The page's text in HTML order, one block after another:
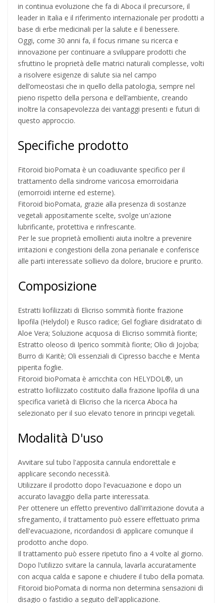
in continua evoluzione che fa di Aboca il precursore, il
leader in Italia e il riferimento internazionale per prodotti a
base di erbe medicinali per la salute e il benessere.
Oggi, come 30 anni fa, il focus rimane su ricerca e
innovazione per continuare a sviluppare prodotti che
sfruttino le proprietà delle matrici naturali complesse, volti
a risolvere esigenze di salute sia nel campo
dell’omeostasi che in quello della patologia, sempre nel
pieno rispetto della persona e dell’ambiente, creando
inoltre la consapevolezza dei vantaggi presenti e futuri di
questo approccio.
Specifiche prodotto
Fitoroid bioPomata è un coadiuvante specifico per il
trattamento della sindrome varicosa emorroidaria
(emorroidi interne ed esterne).
Fitoroid bioPomata, grazie alla presenza di sostanze
vegetali appositamente scelte, svolge un'azione
lubrificante, protettiva e rinfrescante.
Per le sue proprietà emollienti aiuta inoltre a prevenire
irritazioni e congestioni della zona perianale e conferisce
alle parti interessate sollievo da dolore, bruciore e prurito.
Composizione
Estratti liofilizzati di Elicriso sommità fiorite frazione
lipofila (Helydol) e Rusco radice; Gel fogliare disidratato di
Aloe Vera; Soluzione acquosa di Elicriso sommità fiorite;
Estratto oleoso di Iperico sommità fiorite; Olio di Jojoba;
Burro di Karitè; Oli essenziali di Cipresso bacche e Menta
piperita foglie.
Fitoroid bioPomata è arricchita con HELYDOL®, un
estratto liofilizzato costituito dalla frazione lipofila di una
specifica varietà di Elicriso che la ricerca Aboca ha
selezionato per il suo elevato tenore in principi vegetali.
Modalità D'uso
Avvitare sul tubo l'apposita cannula endorettale e
applicare secondo necessità.
Utilizzare il prodotto dopo l'evacuazione e dopo un
accurato lavaggio della parte interessata.
Per ottenere un effetto preventivo dall'irritazione dovuta a
sfregamento, il trattamento può essere effettuato prima
dell'evacuazione, ricordandosi di applicare comunque il
prodotto anche dopo.
Il trattamento può essere ripetuto fino a 4 volte al giorno.
Dopo l'utilizzo svitare la cannula, lavarla accuratamente
con acqua calda e sapone e chiudere il tubo della pomata.
Fitoroid bioPomata di norma non determina sensazioni di
disagio o fastidio a seguito dell'applicazione.